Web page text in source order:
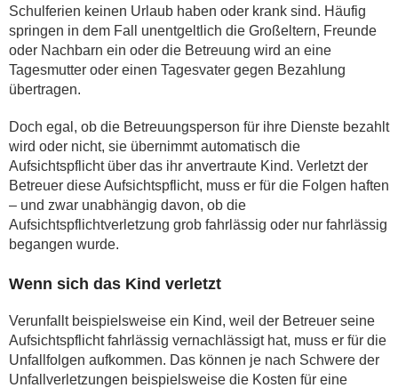
Schulferien keinen Urlaub haben oder krank sind. Häufig
springen in dem Fall unentgeltlich die Großeltern, Freunde
oder Nachbarn ein oder die Betreuung wird an eine
Tagesmutter oder einen Tagesvater gegen Bezahlung
übertragen.
Doch egal, ob die Betreuungsperson für ihre Dienste bezahlt
wird oder nicht, sie übernimmt automatisch die
Aufsichtspflicht über das ihr anvertraute Kind. Verletzt der
Betreuer diese Aufsichtspflicht, muss er für die Folgen haften
– und zwar unabhängig davon, ob die
Aufsichtspflichtverletzung grob fahrlässig oder nur fahrlässig
begangen wurde.
Wenn sich das Kind verletzt
Verunfallt beispielsweise ein Kind, weil der Betreuer seine
Aufsichtspflicht fahrlässig vernachlässigt hat, muss er für die
Unfallfolgen aufkommen. Das können je nach Schwere der
Unfallverletzungen beispielsweise die Kosten für eine